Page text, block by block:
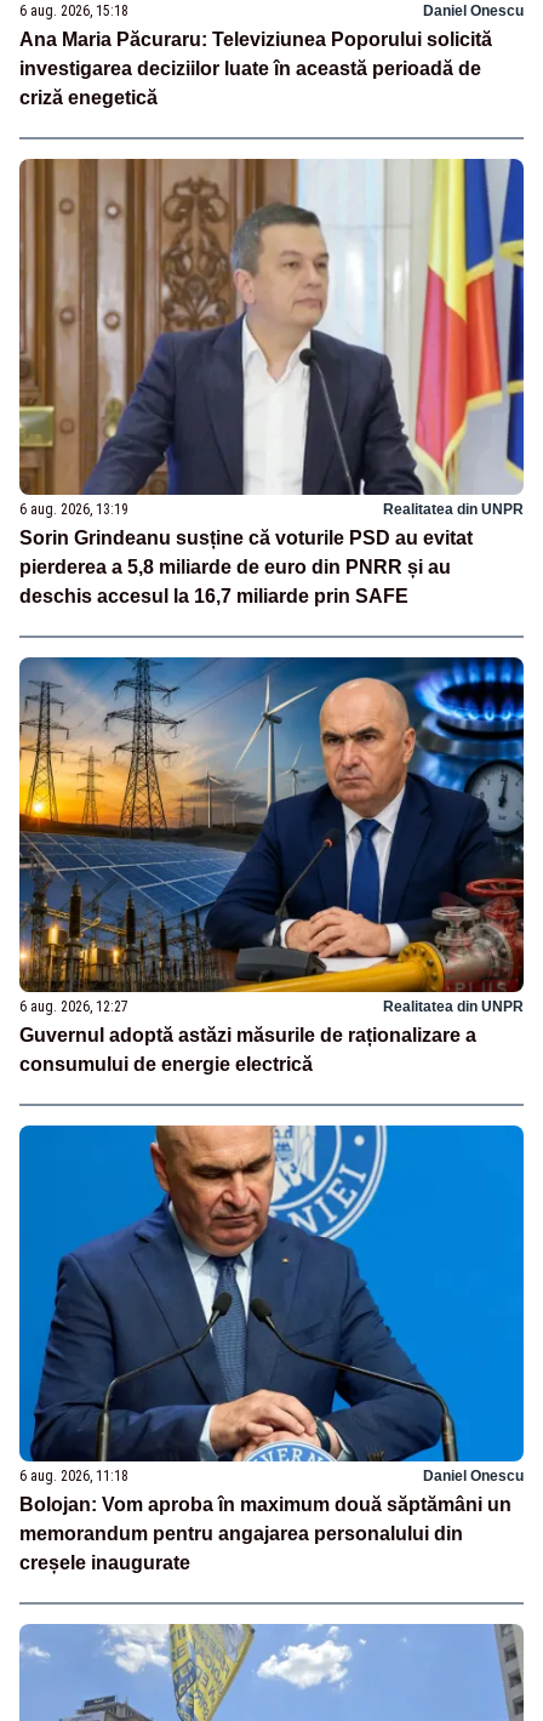
6 aug. 2026, 15:18 Daniel Onescu
Ana Maria Păcuraru: Televiziunea Poporului solicită
investigarea deciziilor luate în această perioadă de
criză enegetică
6 aug. 2026, 13:19 Realitatea din UNPR
Sorin Grindeanu susține că voturile PSD au evitat
pierderea a 5,8 miliarde de euro din PNRR și au
deschis accesul la 16,7 miliarde prin SAFE
6 aug. 2026, 12:27 Realitatea din UNPR
Guvernul adoptă astăzi măsurile de raționalizare a
consumului de energie electrică
6 aug. 2026, 11:18 Daniel Onescu
Bolojan: Vom aproba în maximum două săptămâni un
memorandum pentru angajarea personalului din
creșele inaugurate